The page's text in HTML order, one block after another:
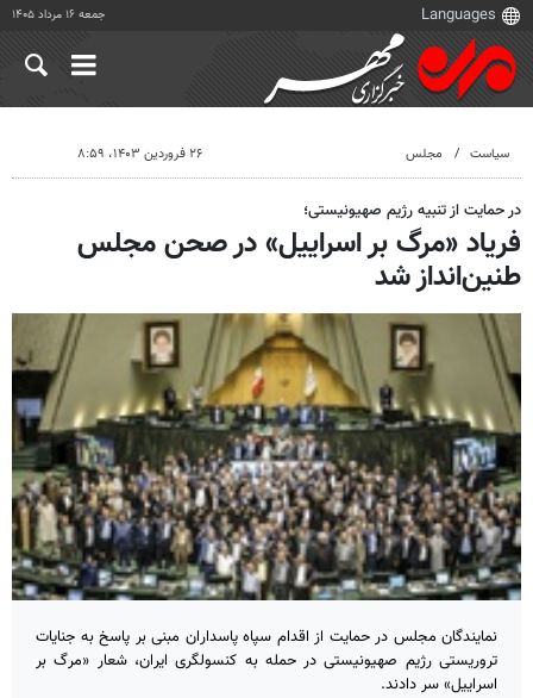
جمعه ۱۶ مرداد ۱۴۰۵
سیاست مجلس ۲۶ فروردین ۱۴۰۳، ۸:۵۹
در حمایت از تنبیه رژیم صهیونیستی؛
فریاد «مرگ بر اسراییل» در صحن مجلس
طنین‌انداز شد
نمایندگان مجلس در حمایت از اقدام سپاه پاسداران مبنی بر پاسخ به جنایات
تروریستی رژیم صهیونیستی در حمله به کنسولگری ایران، شعار «مرگ بر
اسراییل» سر دادند.